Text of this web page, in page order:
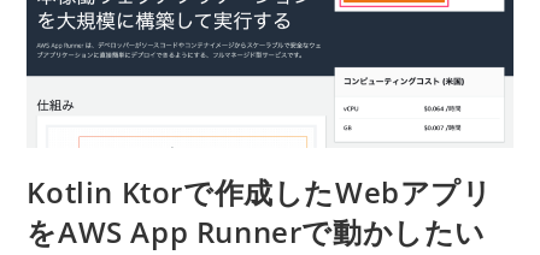
Kotlin Ktorで作成したWebアプリ
をAWS App Runnerで動かしたい